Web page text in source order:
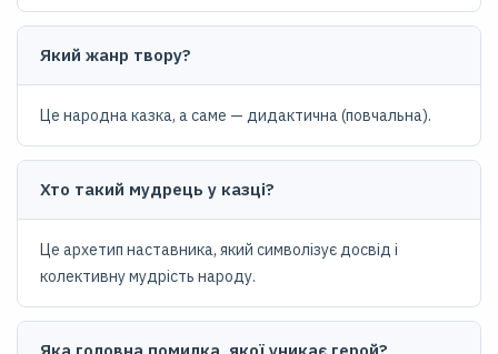
Який жанр твору?
Це народна казка, а саме — дидактична (повчальна).
Хто такий мудрець у казці?
Це архетип наставника, який символізує досвід і
колективну мудрість народу.